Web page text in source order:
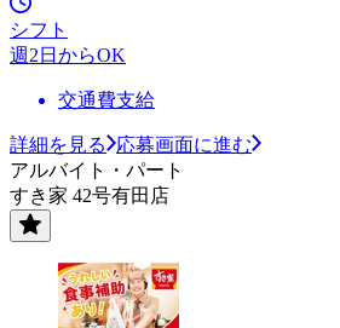
シフト
週2日からOK
交通費支給
詳細を見る
応募画面に進む
アルバイト・パート
すき家 42号有田店